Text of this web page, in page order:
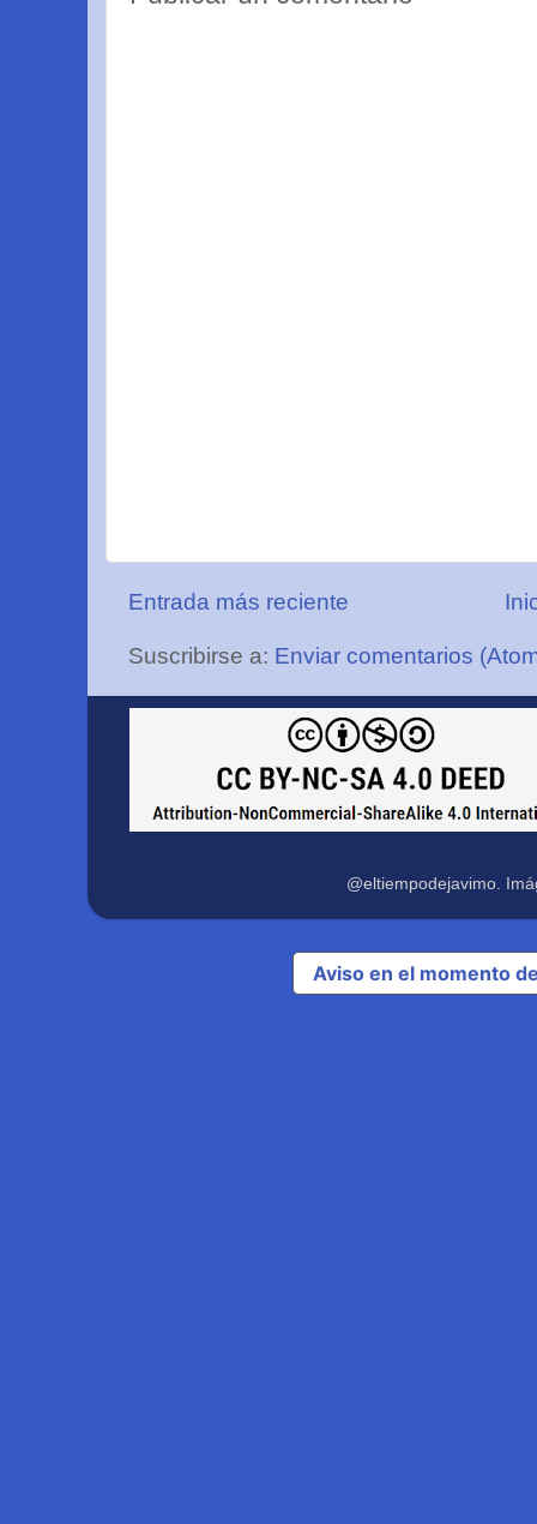
Entrada más reciente
Suscribirse a: Enviar comentarios
@eltiempodejavimo.
Aviso en el momento